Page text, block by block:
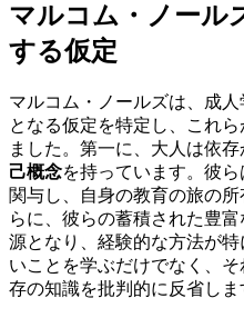
マルコム・ノール
する仮定
マルコム・ノールズは、成
となる仮定を特定し、これ
ました。第一に、大人は依
己概念を持っています。彼
関与し、自身の教育の旅の
らに、彼らの蓄積された豊富
源となり、経験的な方法が
いことを学ぶだけでなく、
存の知識を批判的に反省しま